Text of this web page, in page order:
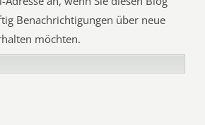
Benachrichtigungen über neue
möchten.